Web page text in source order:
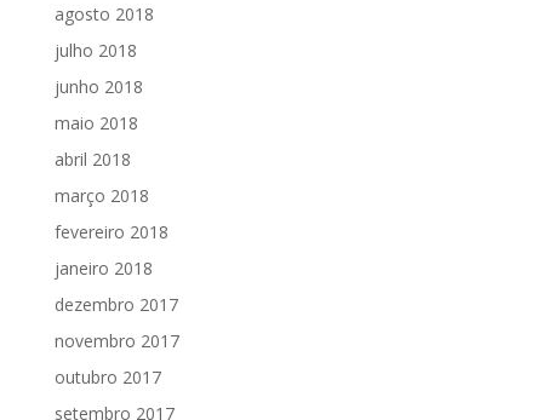
agosto 2018
julho 2018
junho 2018
maio 2018
abril 2018
março 2018
fevereiro 2018
janeiro 2018
dezembro 2017
novembro 2017
outubro 2017
setembro 2017